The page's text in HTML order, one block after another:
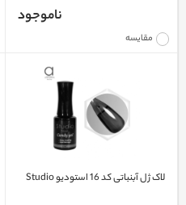
مقایسه
ناموجود
لاک ژل آبنباتی کد 16 استودیو Studio